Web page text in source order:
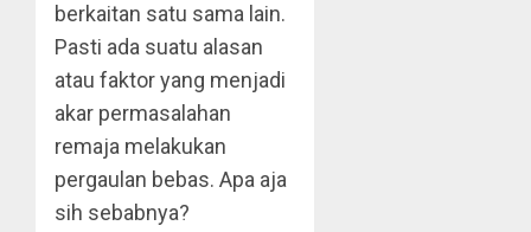
berkaitan satu sama lain.
Pasti ada suatu alasan
atau faktor yang menjadi
akar permasalahan
remaja melakukan
pergaulan bebas. Apa aja
sih sebabnya?